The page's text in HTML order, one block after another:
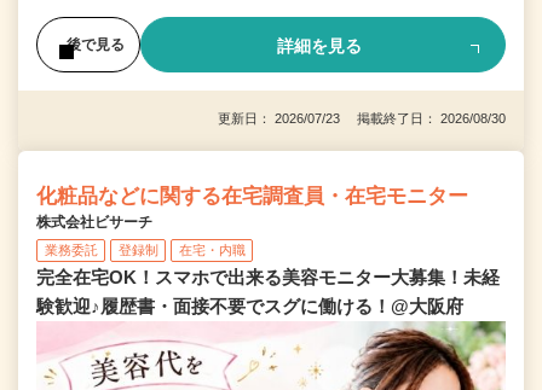
後で見る 詳細を見る
更新日： 2026/07/23 掲載終了日： 2026/08/30
化粧品などに関する在宅調査員・在宅モニター
株式会社ビサーチ
業務委託 登録制 在宅・内職
完全在宅OK！スマホで出来る美容モニター大募集！未経
験歓迎♪履歴書・面接不要でスグに働ける！@大阪府